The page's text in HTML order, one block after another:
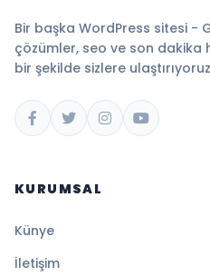
Bir başka WordPress sitesi -
çözümler, seo ve son dakika
bir şekilde sizlere
KURUMSAL
Künye
İletişim